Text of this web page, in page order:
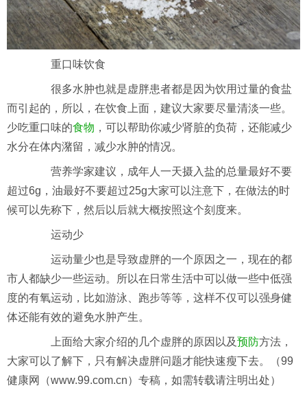
重口味饮食
很多水肿也就是虚胖患者都是因为饮用过量的食盐
而引起的，所以，在饮食上面，建议大家要尽量清淡一些。
少吃重口味的食物 ，可以帮助你减少肾脏的负荷，还能减少
水分在体内潴留，减少水肿的情况。
营养学家建议，成年人一天摄入盐的总量最好不要
超过6g，油最好不要超过25g大家可以注意下，在做法的时
候可以先称下，然后以后就大概按照这个刻度来。
运动少
运动量少也是导致虚胖的一个原因之一，现在的都
市人都缺少一些运动。所以在日常生活中可以做一些中低强
度的有氧运动，比如游泳、跑步等等，这样不仅可以强身健
体还能有效的避免水肿产生。
上面给大家介绍的几个虚胖的原因以及预防方法，
大家可以了解下，只有解决虚胖问题才能快速瘦下去。
（99
健康网（www.99.com.cn）专稿，如需转载请注明出处）